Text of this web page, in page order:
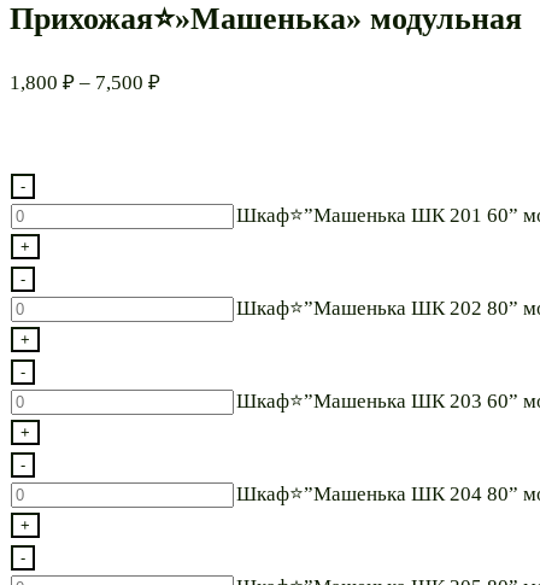
Прихожая⭐»Машенька» модульная
1,800 ₽ – 7,500 ₽Диапазон
7,500 ₽
-
Количество
товара
Шкаф⭐”Машенька
ШК
201
60”
модульная*
+
Шкаф⭐”Машенька ШК 201 60”
-
Количество
товара
Шкаф⭐”Машенька
ШК
202
80”
модульная*
+
Шкаф⭐”Машенька ШК 202 80”
-
Количество
товара
Шкаф⭐”Машенька
ШК
203
60”
+
Шкаф⭐”Машенька ШК 203 60”
-
Количество
товара
Шкаф⭐”Машенька
+
Шкаф⭐”Машенька ШК 204 80”
-